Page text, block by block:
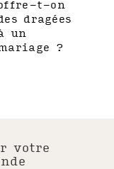
t-on
dragées
un
?
votre